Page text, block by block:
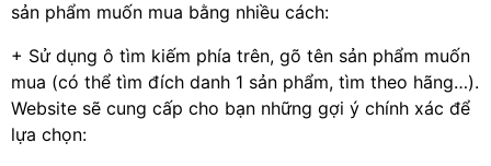
sản phẩm muốn mua bằng nhiều cách:
+ Sử dụng ô tìm kiếm phía trên, gõ tên sản phẩm muốn
mua (có thể tìm đích danh 1 sản phẩm, tìm theo hãng…).
Website sẽ cung cấp cho bạn những gợi ý chính xác để
lựa chọn: